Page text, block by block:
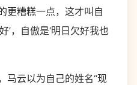
更糟糕一点，这才叫自
’，自傲是‘明日欠好我也
马云以为自己的姓名“现